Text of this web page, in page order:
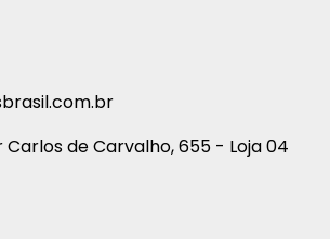
de Carvalho, 655 - Loja 04